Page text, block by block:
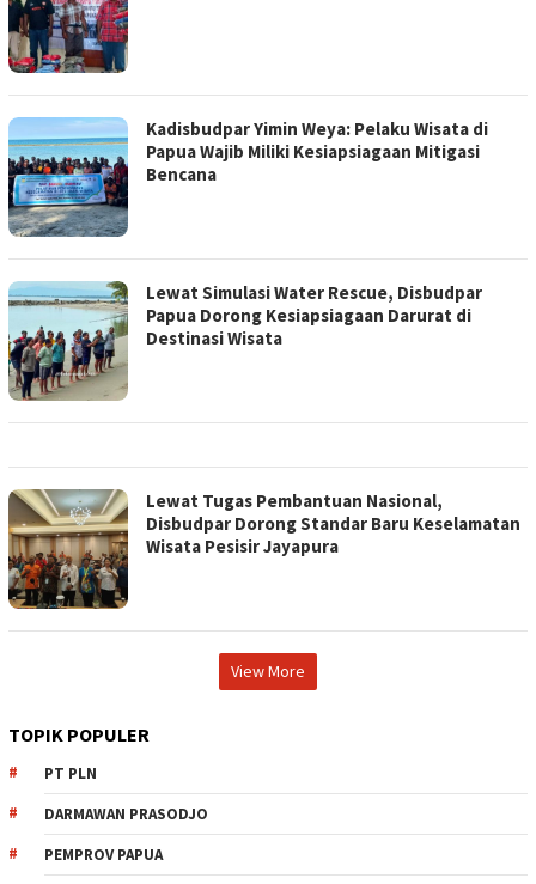
Kadisbudpar Yimin Weya: Pelaku Wisata di
Papua Wajib Miliki Kesiapsiagaan Mitigasi
Bencana
Lewat Simulasi Water Rescue, Disbudpar
Papua Dorong Kesiapsiagaan Darurat di
Destinasi Wisata
Lewat Tugas Pembantuan Nasional,
Disbudpar Dorong Standar Baru Keselamatan
Wisata Pesisir Jayapura
View More
TOPIK POPULER
PT PLN
DARMAWAN PRASODJO
PEMPROV PAPUA